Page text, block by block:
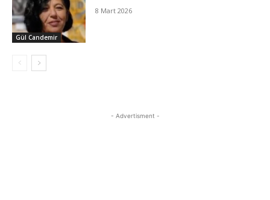
Gül Candemir
8 Mart 2026
- Advertisment -